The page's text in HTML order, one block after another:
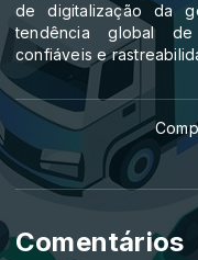
de digitalização da
tendência global
confiáveis e
Comentários